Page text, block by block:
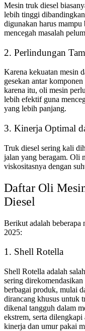
Mesin truk diesel
lebih tinggi
digunakan harus
mencegah masalah
2. Perlindungan
Karena kekuatan mesin
gesekan antar
karena itu, oli mesin
lebih efektif guna
yang lebih panjang.
3. Kinerja Optimal
Truk diesel sering kali
jalan yang beragam. Oli
viskositasnya dengan
Daftar Oli
Diesel
Berikut adalah beberapa
2025:
1. Shell Rotella
Shell Rotella adalah
sering
berbagai produk, mulai
dirancang khusus untuk
dikenal tangguh dalam
ekstrem, serta
kinerja dan umur pakai